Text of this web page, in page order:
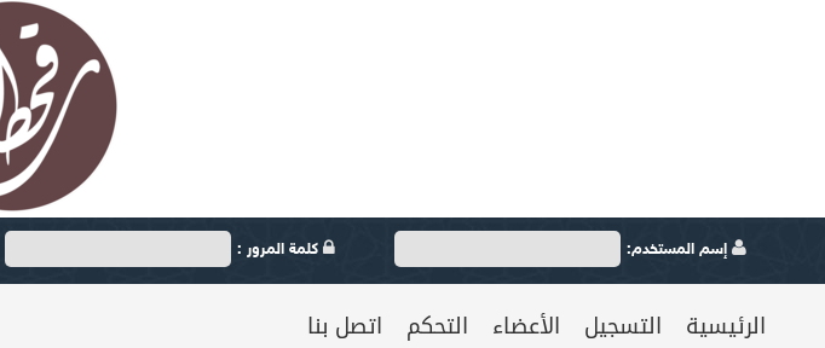
إسم المستخدم: كلمة المرور :
الرئيسية التسجيل الأعضاء التحكم اتصل بنا